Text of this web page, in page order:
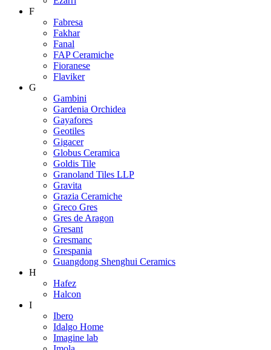
F
Fabresa
Fakhar
Fanal
FAP Ceramiche
Fioranese
Flaviker
G
Gambini
Gardenia Orchidea
Gayafores
Geotiles
Gigacer
Globus Ceramica
Goldis Tile
Granoland Tiles LLP
Gravita
Grazia Ceramiche
Greco Gres
Gres de Aragon
Gresant
Gresmanc
Grespania
Guangdong Shenghui Ceramics
H
Hafez
Halcon
I
Ibero
Idalgo Home
Imagine lab